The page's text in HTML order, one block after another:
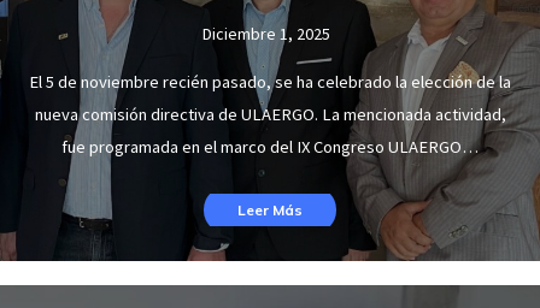
Diciembre 1, 2025
El 5 de noviembre recién pasado, se ha celebrado la elección de la
nueva comisión directiva de ULAERGO. La mencionada actividad,
fue programada en el marco del IX Congreso ULAERGO…
Leer Más